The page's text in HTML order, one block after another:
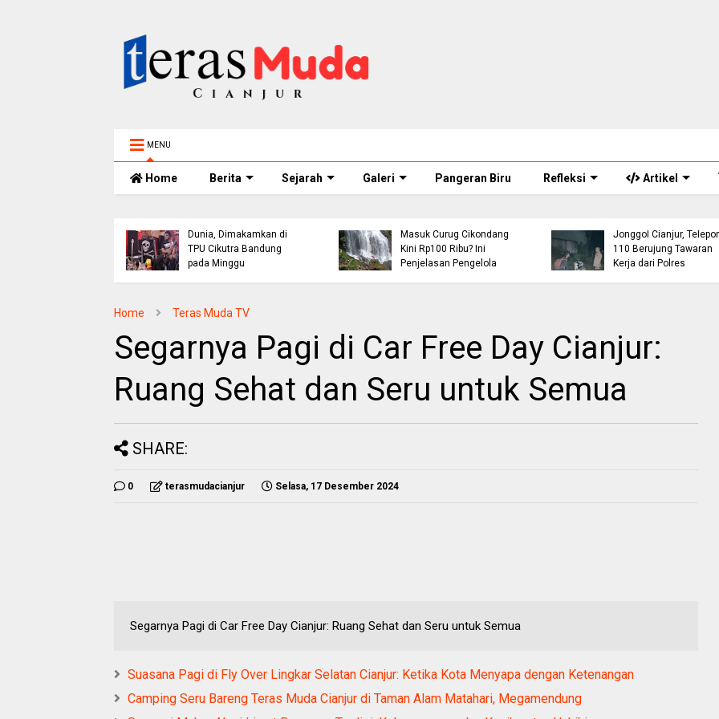
MENU
Home Berita Sejarah Galeri Pangeran Biru Refleksi Artikel
Masuk Curug Cikondang
Kini Rp100 Ribu? Ini
Penjelasan Pengelola
Jonggol Cianjur, Telepon
110 Berujung Tawaran
Kerja dari Polres
Meninggal, BPBD Imbau
Orang Tua Perketat
Pengawasan Anak
Home Teras Muda TV
Segarnya Pagi di Car Free Day Cianjur:
Ruang Sehat dan Seru untuk Semua
SHARE:
0 terasmudacianjur Selasa, 17 Desember 2024
Segarnya Pagi di Car Free Day Cianjur: Ruang Sehat dan Seru untuk Semua
Suasana Pagi di Fly Over Lingkar Selatan Cianjur: Ketika Kota Menyapa dengan Ketenangan
Camping Seru Bareng Teras Muda Cianjur di Taman Alam Matahari, Megamendung